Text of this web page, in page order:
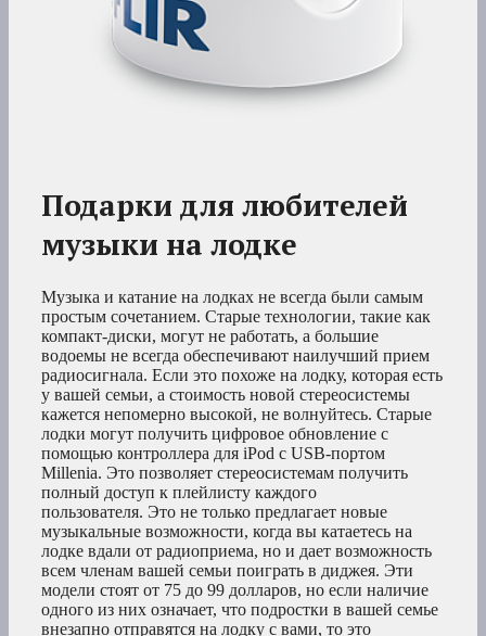
Подарки для любителей
музыки на лодке
Музыка и катание на лодках не всегда были самым
простым сочетанием. Старые технологии, такие как
компакт-диски, могут не работать, а большие
водоемы не всегда обеспечивают наилучший прием
радиосигнала. Если это похоже на лодку, которая есть
у вашей семьи, а стоимость новой стереосистемы
кажется непомерно высокой, не волнуйтесь. Старые
лодки могут получить цифровое обновление с
помощью контроллера для iPod с USB-портом
Millenia. Это позволяет стереосистемам получить
полный доступ к плейлисту каждого
пользователя. Это не только предлагает новые
музыкальные возможности, когда вы катаетесь на
лодке вдали от радиоприема, но и дает возможность
всем членам вашей семьи поиграть в диджея. Эти
модели стоят от 75 до 99 долларов, но если наличие
одного из них означает, что подростки в вашей семье
внезапно отправятся на лодку с вами, то это